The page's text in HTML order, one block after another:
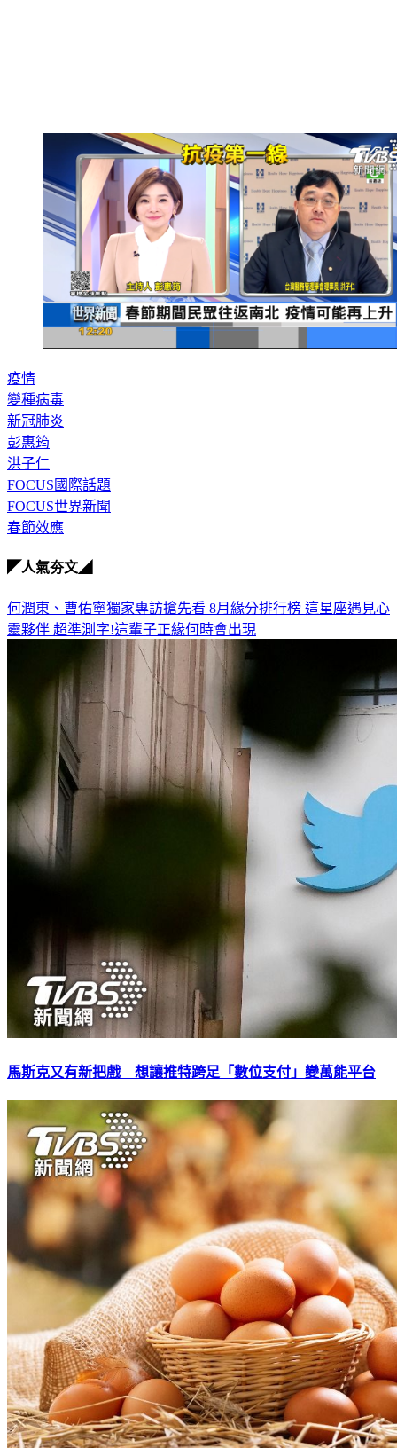
疫情
變種病毒
新冠肺炎
彭惠筠
洪子仁
FOCUS國際話題
FOCUS世界新聞
春節效應
◤人氣夯文◢
何潤東、曹佑寧獨家專訪搶先看 8月緣分排行榜 這星座遇見心
靈夥伴 超準測字!這輩子正緣何時會出現
馬斯克又有新把戲 想讓推特跨足「數位支付」變萬能平台